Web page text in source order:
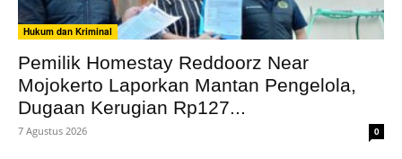
Hukum dan Kriminal
Pemilik Homestay Reddoorz Near
Mojokerto Laporkan Mantan Pengelola,
Dugaan Kerugian Rp127...
7 Agustus 2026 0